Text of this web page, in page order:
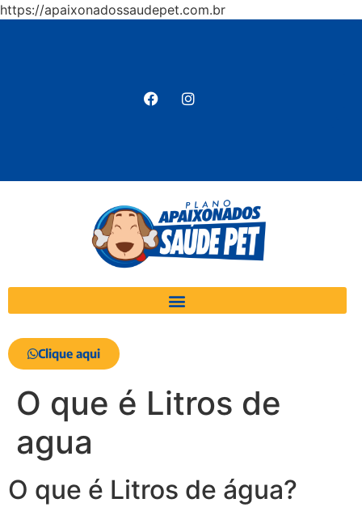
https://apaixonadossaudepet.com.br
Clique aqui
O que é Litros de
agua
O que é Litros de água?